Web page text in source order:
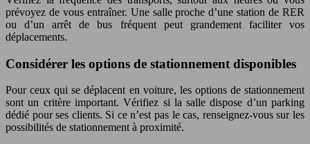
prévoyez de vous entraîner. Une salle proche d’une station de RER
ou d’un arrêt de bus fréquent peut grandement faciliter vos
déplacements.
Considérer les options de stationnement disponibles
Pour ceux qui se déplacent en voiture, les options de stationnement
sont un critère important. Vérifiez si la salle dispose d’un parking
dédié pour ses clients. Si ce n’est pas le cas, renseignez-vous sur les
possibilités de stationnement à proximité.